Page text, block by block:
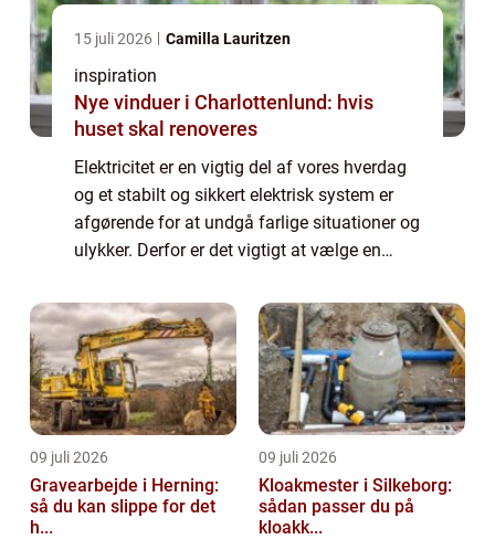
15 juli 2026 Camilla Lauritzen
inspiration
Nye vinduer i Charlottenlund: hvis
huset skal renoveres
Elektricitet er en vigtig del af vores hverdag
og et stabilt og sikkert elektrisk system er
afgørende for at undgå farlige situationer og
ulykker. Derfor er det vigtigt at vælge en
09 juli 2026
Gravearbejde i Herning:
så du kan slippe for det
h...
09 juli 2026
Kloakmester i Silkeborg:
sådan passer du på
kloakk...